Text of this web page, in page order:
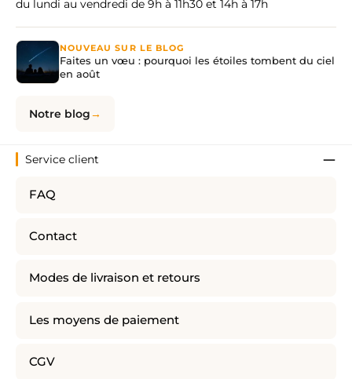
du lundi au vendredi de 9h à 11h30 et 14h à 17h
NOUVEAU SUR LE BLOG
Faites un vœu : pourquoi les étoiles tombent du ciel
en août
Notre blog
Service client
FAQ
Contact
Modes de livraison et retours
Les moyens de paiement
CGV